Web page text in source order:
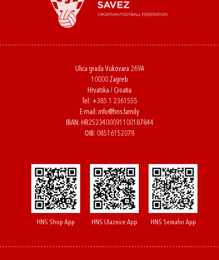
Ulica grada Vukovara 269A
10000 Zagreb
Hrvatska / Croatia
Tel: +385 1 2361555
E-mail: info@hns.family
IBAN: HR2523400091100187844
OIB: 08516152078
HNS Shop App HNS Ulaznice App HNS Semafor App